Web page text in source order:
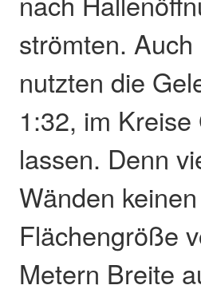
strömten.
nutzten die
1:32, im
lassen. Denn
Wänden
Flächengröße
Metern Breite